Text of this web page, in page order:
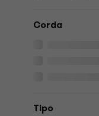
Corda
Tipo